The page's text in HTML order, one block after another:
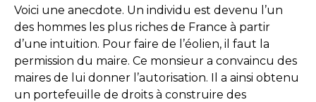
Voici une anecdote. Un individu est devenu l’un
des hommes les plus riches de France à partir
d’une intuition. Pour faire de l’éolien, il faut la
permission du maire. Ce monsieur a convaincu des
maires de lui donner l’autorisation. Il a ainsi obtenu
un portefeuille de droits à construire des